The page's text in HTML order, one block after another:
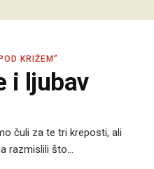
KRIŽEM”
i ljubav
čuli za te tri kreposti, ali
razmislili što…